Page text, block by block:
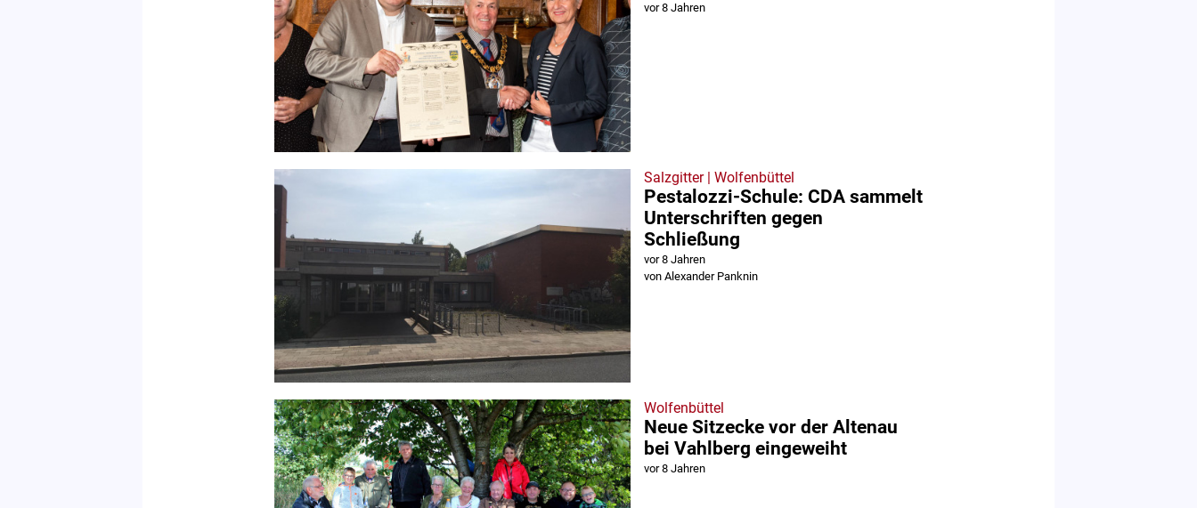
vor 8 Jahren
Salzgitter | Wolfenbüttel
Pestalozzi-Schule: CDA sammelt
Unterschriften gegen
Schließung
vor 8 Jahren
von Alexander Panknin
Wolfenbüttel
Neue Sitzecke vor der Altenau
bei Vahlberg eingeweiht
vor 8 Jahren